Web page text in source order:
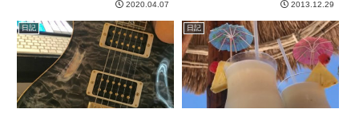
どできないのですが、その代わり
に面白い試みをしています。本物
のレースの代わりに、eSportsで
バーチャルレースを開...
2020.04.07
に貼ったので、間違えにくくなっ
たと思います^^-----
2013.12.29
日記 日記